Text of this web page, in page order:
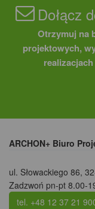
Dołącz
Otrzymuj na
projektowych,
ARCHON+ Biuro
ul. Słowackiego 86,
Zadzwoń pn-pt 8.00-
tel. +48 12 37 21